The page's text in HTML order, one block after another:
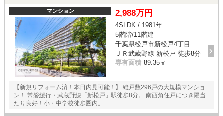
マンション 2,988万円
4SLDK / 1981年
5階階/11階建
千葉県松戸市新松戸4丁目
ＪＲ武蔵野線 新松戸 徒歩8分
専有面積 89.35㎡
【新規リフォーム済！本日内見可能！】 総戸数296戸の大規模マンショ
ン！ 常磐緩行・武蔵野線「新松戸」駅徒歩8分。 南西角住戸につき陽当
たり良好！小・中学校徒歩圏内。